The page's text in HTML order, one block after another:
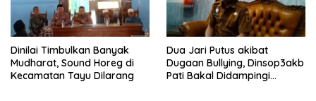
Dinilai Timbulkan Banyak
Mudharat, Sound Horeg di
Kecamatan Tayu Dilarang
Dua Jari Putus akibat
Dugaan Bullying, Dinsop3akb
Pati Bakal Didampingi